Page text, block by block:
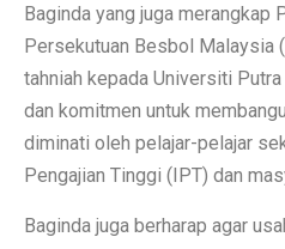
Baginda yang juga merangkap
Persekutuan Besbol Malaysia
tahniah kepada Universiti
dan komitmen untuk
diminati oleh pelajar-pelajar
Pengajian Tinggi (IPT) dan
Baginda juga berharap agar